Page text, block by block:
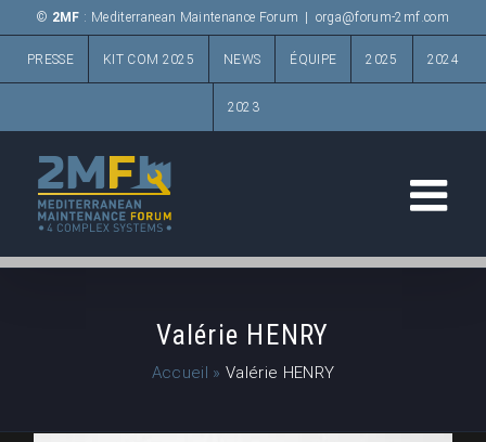
Passer
contenu
© 2MF : Mediterranean Maintenance Forum orga@forum-2mf.com
PRESSE KIT COM 2025 NEWS ÉQUIPE 2025 2024
2023
Valérie HENRY
Accueil » Valérie HENRY